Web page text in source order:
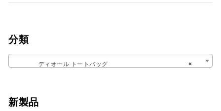
分類
×
ディオール トートバッグ
新製品